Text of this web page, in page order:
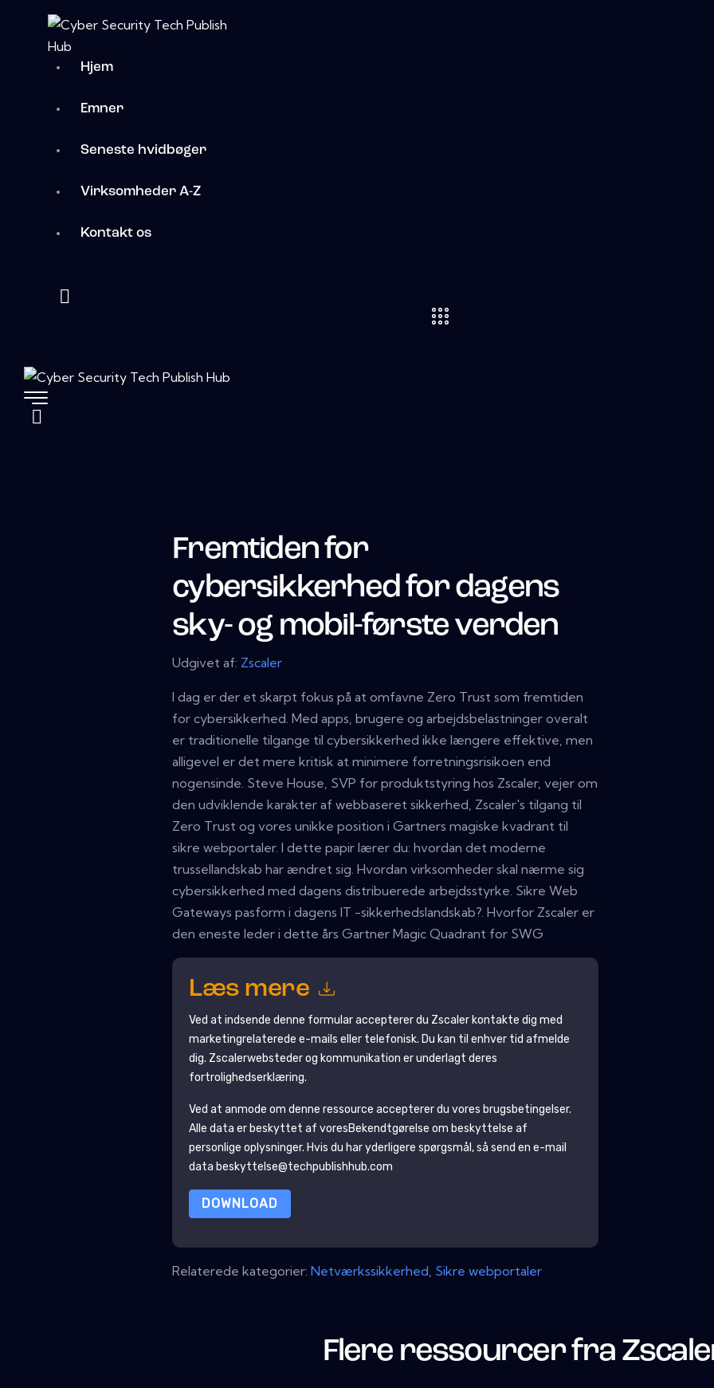
Hjem
Emner
Seneste hvidbøger
Virksomheder A-Z
Kontakt os
Fremtiden for
cybersikkerhed for dagens
sky- og mobil-første verden
Udgivet af: Zscaler
I dag er der et skarpt fokus på at omfavne Zero Trust som fremtiden
for cybersikkerhed. Med apps, brugere og arbejdsbelastninger overalt
er traditionelle tilgange til cybersikkerhed ikke længere effektive, men
alligevel er det mere kritisk at minimere forretningsrisikoen end
nogensinde. Steve House, SVP for produktstyring hos Zscaler, vejer om
den udviklende karakter af webbaseret sikkerhed, Zscaler's tilgang til
Zero Trust og vores unikke position i Gartners magiske kvadrant til
sikre webportaler. I dette papir lærer du: hvordan det moderne
trussellandskab har ændret sig. Hvordan virksomheder skal nærme sig
cybersikkerhed med dagens distribuerede arbejdsstyrke. Sikre Web
Gateways pasform i dagens IT -sikkerhedslandskab?. Hvorfor Zscaler er
den eneste leder i dette års Gartner Magic Quadrant for SWG
Læs mere
Ved at indsende denne formular accepterer du Zscaler kontakte dig med
marketingrelaterede e-mails eller telefonisk. Du kan til enhver tid afmelde
dig. Zscalerwebsteder og kommunikation er underlagt deres
fortrolighedserklæring.
Ved at anmode om denne ressource accepterer du vores brugsbetingelser.
Alle data er beskyttet af voresBekendtgørelse om beskyttelse af
personlige oplysninger. Hvis du har yderligere spørgsmål, så send en e-mail
data beskyttelse@techpublishhub.com
DOWNLOAD
Relaterede kategorier:Netværkssikkerhed, Sikre webportaler
Flere ressourcer fra